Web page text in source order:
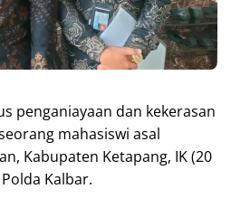
penganiayaan dan kekerasan
mahasiswi asal
Kabupaten Ketapang, IK (20
Kalbar.